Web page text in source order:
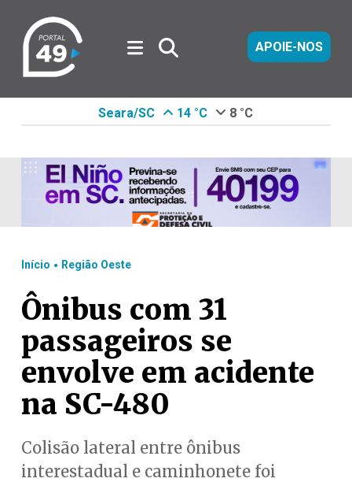
APOIE-NOS
Seara/SC 14 °C 8 °C
Início . Região Oeste
Ônibus com 31
passageiros se
envolve em acidente
na SC-480
Colisão lateral entre ônibus
interestadual e caminhonete foi